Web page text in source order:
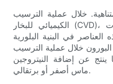
خلال عملية الترسيب
الكيميائي للبخار (CVD)، يستطيع العلماء إضافة غازات أو مركبات
في البنية البلورية
خلال عملية الترسيب
ينتج عن إضافة النيتروجين
ماس أصفر أو برتقالي.